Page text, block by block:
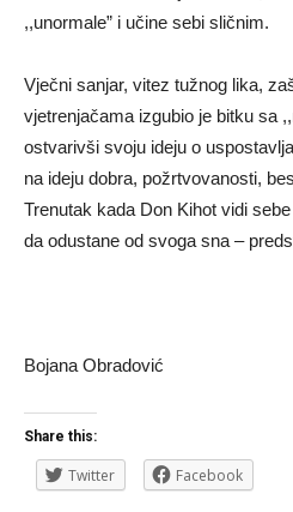
,,unormale” i učine sebi sličnim.
Vječni sanjar, vitez tužnog lika,
vjetrenjačama izgubio je bitku sa
ostvarivši svoju ideju o
na ideju dobra, požrtvovanosti,
Trenutak kada Don Kihot vidi
da odustane od svoga sna –
Bojana Obradović
Share this:
Twitter Facebook